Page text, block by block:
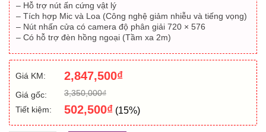
– Hỗ trợ nút ấn cứng vật lý
– Tích hợp Mic và Loa (Công nghệ giảm nhiễu và tiếng vọng)
– Nút nhấn cửa có camera độ phân giải 720 × 576
– Có hỗ trợ đèn hồng ngoại (Tầm xa 2m)
Giá KM: 2,847,500₫
Giá gốc: 3,350,000₫
Tiết kiệm:
502,500₫ (15%)